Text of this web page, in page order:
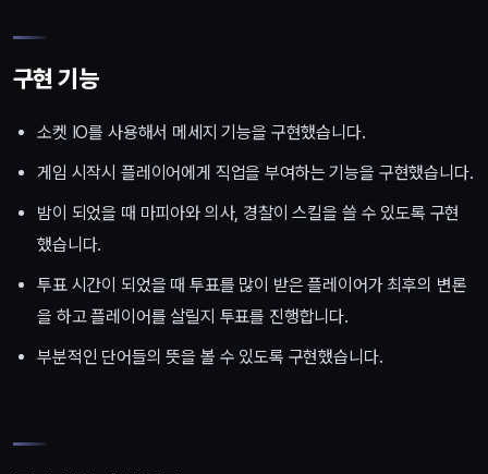
구현 기능
소켓 IO를 사용해서 메세지 기능을 구현했습니다.
게임 시작시 플레이어에게 직업을 부여하는 기능을 구현했습니다.
밤이 되었을 때 마피아와 의사, 경찰이 스킬을 쓸 수 있도록 구현
했습니다.
투표 시간이 되었을 때 투표를 많이 받은 플레이어가 최후의 변론
을 하고 플레이어를 살릴지 투표를 진행합니다.
부분적인 단어들의 뜻을 볼 수 있도록 구현했습니다.